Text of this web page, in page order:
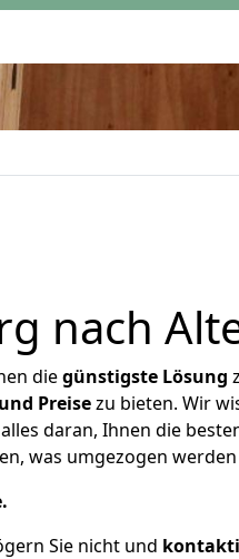
nach
diegünstigste Lösung
Preisezu bieten. Wir
daran, Ihnen die
was umgezogen
Sie nicht und